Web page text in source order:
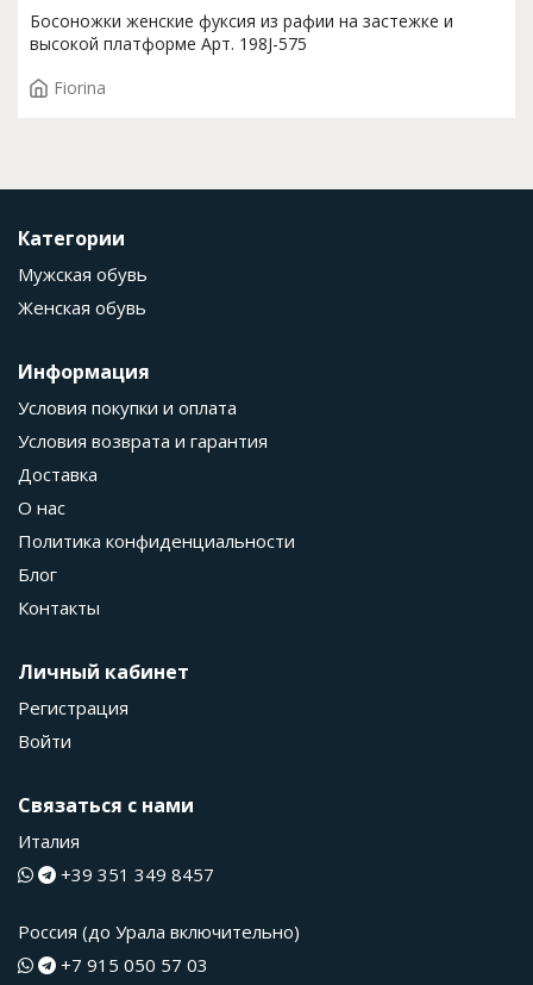
Босоножки женские фуксия из рафии на застежке и
высокой платформе Арт. 198J-575
Fiorina
Категории
Мужская обувь
Женская обувь
Информация
Условия покупки и оплата
Условия возврата и гарантия
Доставка
О нас
Политика конфиденциальности
Блог
Контакты
Личный кабинет
Регистрация
Войти
Связаться с нами
Италия
+39 351 349 8457
Россия (до Урала включительно)
+7 915 050 57 03